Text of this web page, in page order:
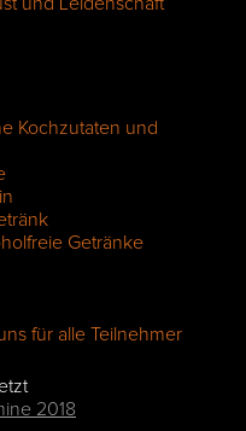
und Leidenschaft
Kochzutaten und
Getränke
für alle Teilnehmer
2018